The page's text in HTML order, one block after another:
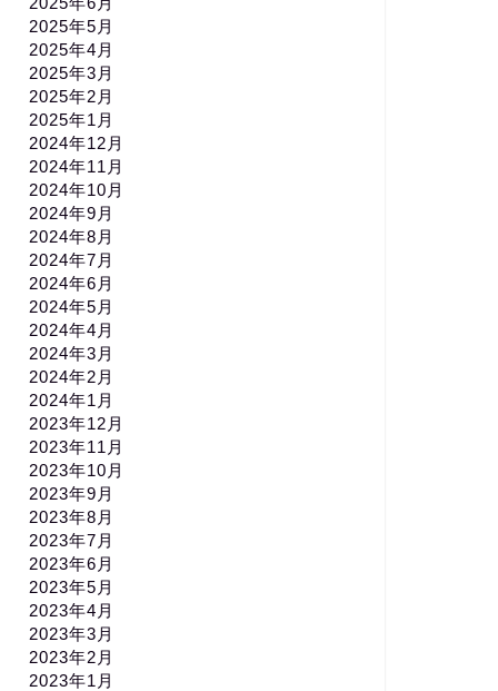
2025年5月
2025年4月
2025年3月
2025年2月
2025年1月
2024年12月
2024年11月
2024年10月
2024年9月
2024年8月
2024年7月
2024年6月
2024年5月
2024年4月
2024年3月
2024年2月
2024年1月
2023年12月
2023年11月
2023年10月
2023年9月
2023年8月
2023年7月
2023年6月
2023年5月
2023年4月
2023年3月
2023年2月
2023年1月